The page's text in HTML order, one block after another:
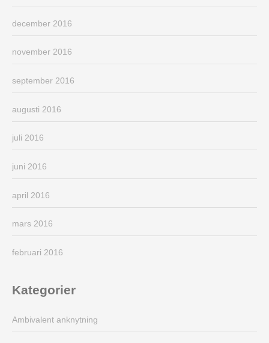
december 2016
november 2016
september 2016
augusti 2016
juli 2016
juni 2016
april 2016
mars 2016
februari 2016
Kategorier
Ambivalent anknytning